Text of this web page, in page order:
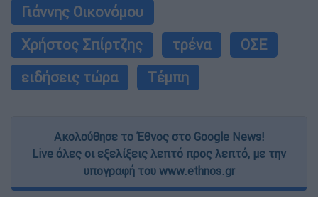
Γιάννης Οικονόμου
Χρήστος Σπίρτζης
τρένα
ΟΣΕ
ειδήσεις τώρα
Τέμπη
Ακολούθησε το Έθνος στο Google News!
Live όλες οι εξελίξεις λεπτό προς λεπτό, με την
υπογραφή του www.ethnos.gr